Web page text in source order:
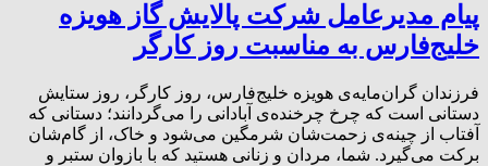
پیام مدیرعامل شرکت پالایش گاز هویزه
خلیج‌فارس به مناسبت روز کارگر
فرزندان گران‌مایه‌ی هویزه خلیج‌فارس، روز کارگر، روز ستایش
دستانی است که چرخ چرخنده‌ی آبادانی را می‌گردانند؛ دستانی که
آفتاب از چینه‌ی زحمت‌شان شرمگین می‌شود و خاک، از گام‌شان
برکت می‌گیرد. شما، مردان و زنانی هستید که با بازوان ستبر و